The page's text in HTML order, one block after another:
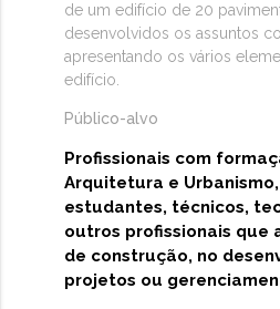
de um edifício de 20
desenvolvidos os assuntos
apresentando os vários
edifício.
Público-alvo
Profissionais com
Arquitetura e
estudantes, técnicos,
outros profissionais que
de construção, no
projetos ou